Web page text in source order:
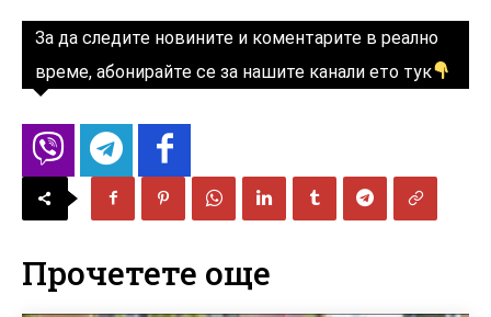
За да следите новините и коментарите в реално
време, абонирайте се за нашите канали ето тук
Прочетете още